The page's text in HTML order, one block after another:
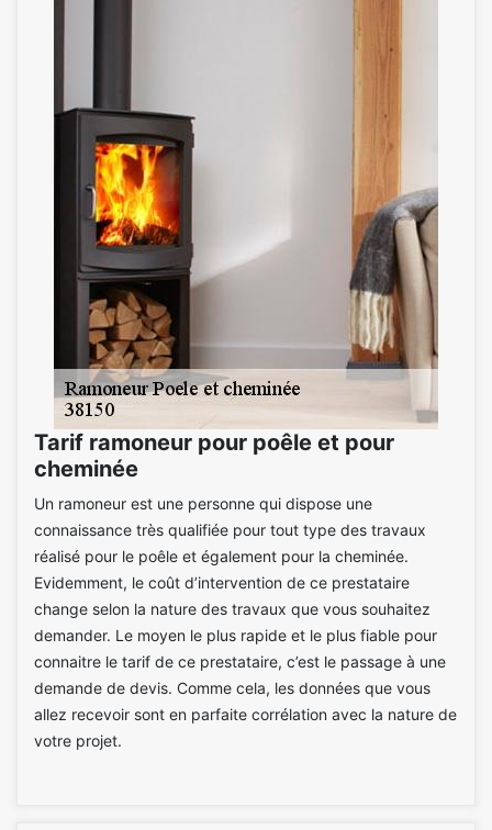
Tarif ramoneur pour poêle et pour
cheminée
Un ramoneur est une personne qui dispose une
connaissance très qualifiée pour tout type des travaux
réalisé pour le poêle et également pour la cheminée.
Evidemment, le coût d’intervention de ce prestataire
change selon la nature des travaux que vous souhaitez
demander. Le moyen le plus rapide et le plus fiable pour
connaitre le tarif de ce prestataire, c’est le passage à une
demande de devis. Comme cela, les données que vous
allez recevoir sont en parfaite corrélation avec la nature de
votre projet.